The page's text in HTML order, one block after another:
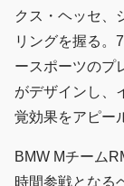
クス・ヘッセ、
リングを握る。
ースポーツのプ
がデザインし、
覚効果をアピー
BMW Mチーム
時間参戦となる